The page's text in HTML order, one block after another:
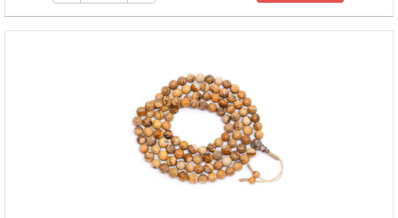
Буддийские четки-браслет из красной яшмы 27 бусин, они же — четки на
зафиксированы узлом Махакалы.